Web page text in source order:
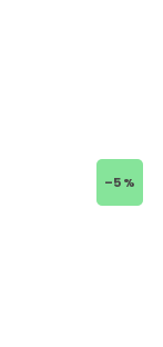
–5 %